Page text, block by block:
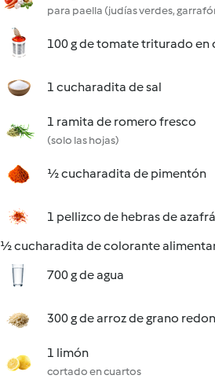
para paella (judías verdes,
100 g de tomate triturado en
1 cucharadita de sal
1 ramita de romero fresco
(solo las hojas)
½ cucharadita de pimentón
1 pellizco de hebras de
½ cucharadita de colorante
700 g de agua
300 g de arroz de grano
1 limón
cortado en cuartos